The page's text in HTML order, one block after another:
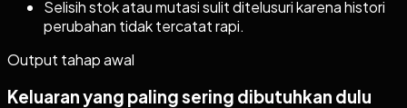
Selisih stok atau mutasi sulit ditelusuri karena histori
perubahan tidak tercatat rapi.
Output tahap awal
Keluaran yang paling sering dibutuhkan dulu